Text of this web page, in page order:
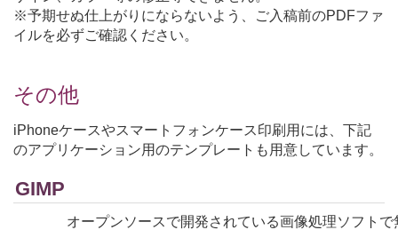
※予期せぬ仕上がりにならないよう、ご入稿前のPDFファ
イルを必ずご確認ください。
その他
iPhoneケースやスマートフォンケース印刷用には、下記
のアプリケーション用のテンプレートも用意しています。
GIMP
オープンソースで開発されている画像処理ソフト